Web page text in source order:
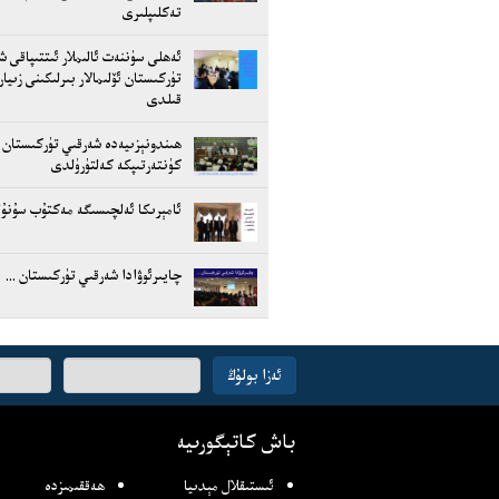
تەكلىپلىرى
ئەھلى سۈننەت ئالىملار ئىتتىپاقى
تۈركىستان ئۆلىمالار بىرلىكىنى
قىلدى
ھىندونېزىيەدە شەرقىي تۈركىستان
كۈنتەرتىپكە كەلتۈرۈلدى
ئامېرىكا ئەلچىسىگە مەكتۇب
چايىرئوۋادا شەرقىي تۈركىستان ...
ئېلخەت
ئادرىسىڭىز
ئەزا بولۇڭ
باش كاتېگورىيە
ئىستىقلال مېدىيا ھەققىمىزدە